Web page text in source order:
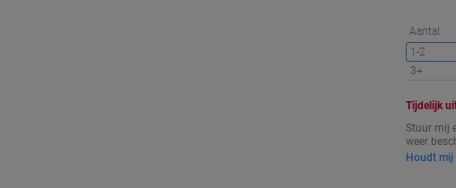
Aantal
1-2
3+
Tijdelijk
Stuur mij
weer
Houdt mij